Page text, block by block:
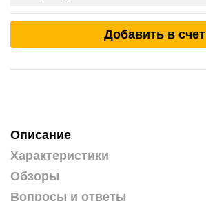
Добавить в счет
Описание
Характеристики
Обзоры
Вопросы и ответы